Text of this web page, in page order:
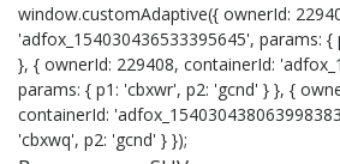
window.customAdaptive({ ownerId:
'adfox_154030436533395645', params:
}, { ownerId: 229408, containerId:
params: { p1: 'cbxwr', p2: 'gcnd' } }, {
containerId:
'cbxwq', p2: 'gcnd' } });